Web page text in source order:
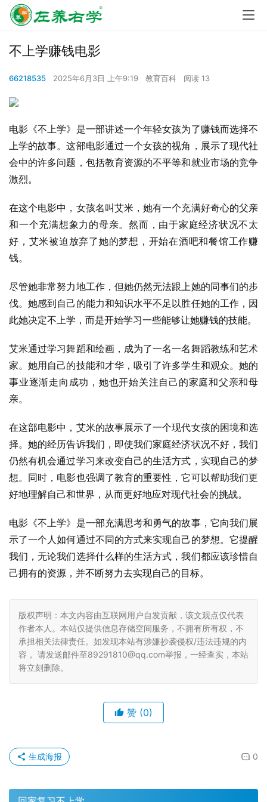
不上学赚钱电影
66218535 2025年6月3日 上午9:19 教育百科 阅读 13
电影《不上学》是一部讲述一个年轻女孩为了赚钱而选择不
上学的故事。这部电影通过一个女孩的视角，展示了现代社
会中的许多问题，包括教育资源的不平等和就业市场的竞争
激烈。
在这个电影中，女孩名叫艾米，她有一个充满好奇心的父亲
和一个充满想象力的母亲。然而，由于家庭经济状况不太
好，艾米被迫放弃了她的梦想，开始在酒吧和餐馆工作赚
钱。
尽管她非常努力地工作，但她仍然无法跟上她的同事们的步
伐。她感到自己的能力和知识水平不足以胜任她的工作，因
此她决定不上学，而是开始学习一些能够让她赚钱的技能。
艾米通过学习舞蹈和绘画，成为了一名一名舞蹈教练和艺术
家。她用自己的技能和才华，吸引了许多学生和观众。她的
事业逐渐走向成功，她也开始关注自己的家庭和父亲和母
亲。
在这部电影中，艾米的故事展示了一个现代女孩的困境和选
择。她的经历告诉我们，即使我们家庭经济状况不好，我们
仍然有机会通过学习来改变自己的生活方式，实现自己的梦
想。同时，电影也强调了教育的重要性，它可以帮助我们更
好地理解自己和世界，从而更好地应对现代社会的挑战。
电影《不上学》是一部充满思考和勇气的故事，它向我们展
示了一个人如何通过不同的方式来实现自己的梦想。它提醒
我们，无论我们选择什么样的生活方式，我们都应该珍惜自
己拥有的资源，并不断努力去实现自己的目标。
版权声明：本文内容由互联网用户自发贡献，该文观点仅代表
作者本人。本站仅提供信息存储空间服务，不拥有所有权，不
承担相关法律责任。如发现本站有涉嫌抄袭侵权/违法违规的内
容， 请发送邮件至89291810@qq.com举报，一经查实，本站
将立刻删除。
赞 (0)
0
生成海报